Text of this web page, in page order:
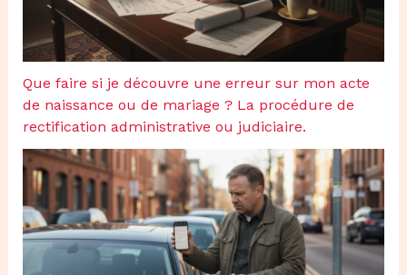
Que faire si je découvre une erreur sur mon acte
de naissance ou de mariage ? La procédure de
rectification administrative ou judiciaire.